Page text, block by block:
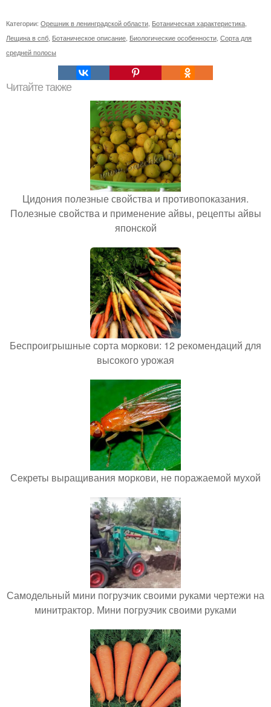
Категории: Орешник в ленинградской области Ботаническая характеристика
Лещина в спб Ботаническое описание Биологические особенности Сорта для
средней полосы
Читайте также
Цидония полезные свойства и противопоказания.
Полезные свойства и применение айвы, рецепты айвы
японской
Беспроигрышные сорта моркови: 12 рекомендаций для
высокого урожая
Секреты выращивания моркови, не поражаемой мухой
Самодельный мини погрузчик своими руками чертежи на
минитрактор. Мини погрузчик своими руками